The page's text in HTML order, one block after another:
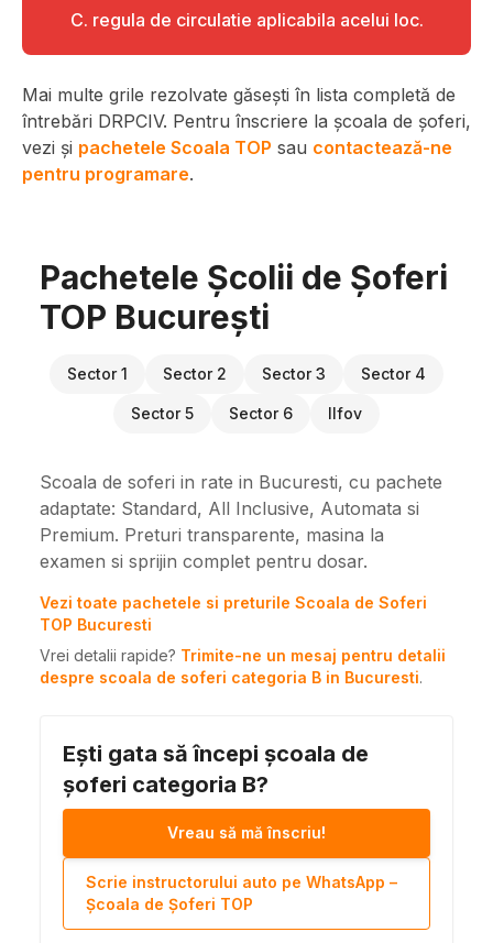
C. regula de circulatie aplicabila acelui loc.
Mai multe grile rezolvate găsești în lista completă de
întrebări DRPCIV. Pentru înscriere la școala de șoferi,
vezi și pachetele Scoala TOP sau contactează-ne
pentru programare.
Pachetele Școlii de Șoferi
TOP București
Sector 1 Sector 2 Sector 3 Sector 4
Sector 5 Sector 6 Ilfov
Scoala de soferi in rate in Bucuresti, cu pachete
adaptate: Standard, All Inclusive, Automata si
Premium. Preturi transparente, masina la
examen si sprijin complet pentru dosar.
Vezi toate pachetele si preturile Scoala de Soferi
TOP Bucuresti
Vrei detalii rapide? Trimite-ne un mesaj pentru detalii
despre scoala de soferi categoria B in Bucuresti.
Ești gata să începi școala de
șoferi categoria B?
Vreau să mă înscriu!
Scrie instructorului auto pe WhatsApp –
Școala de Șoferi TOP